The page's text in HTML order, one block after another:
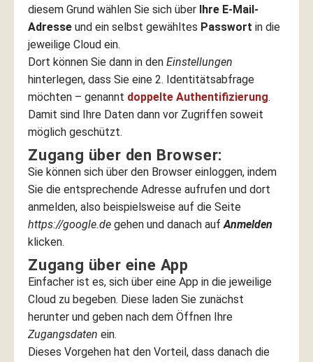
diesem Grund wählen Sie sich über Ihre E-Mail-
Adresse und ein selbst gewähltes Passwort in die
jeweilige Cloud ein.
Dort können Sie dann in den Einstellungen
hinterlegen, dass Sie eine 2. Identitätsabfrage
möchten – genannt doppelte Authentifizierung.
Damit sind Ihre Daten dann vor Zugriffen soweit
möglich geschützt.
Zugang über den Browser:
Sie können sich über den Browser einloggen, indem
Sie die entsprechende Adresse aufrufen und dort
anmelden, also beispielsweise auf die Seite
https://google.de gehen und danach aufAnmelden
klicken.
Zugang über eine App
Einfacher ist es, sich über eine App in die jeweilige
Cloud zu begeben. Diese laden Sie zunächst
herunter und geben nach dem Öffnen Ihre
Zugangsdaten ein.
Dieses Vorgehen hat den Vorteil, dass danach die